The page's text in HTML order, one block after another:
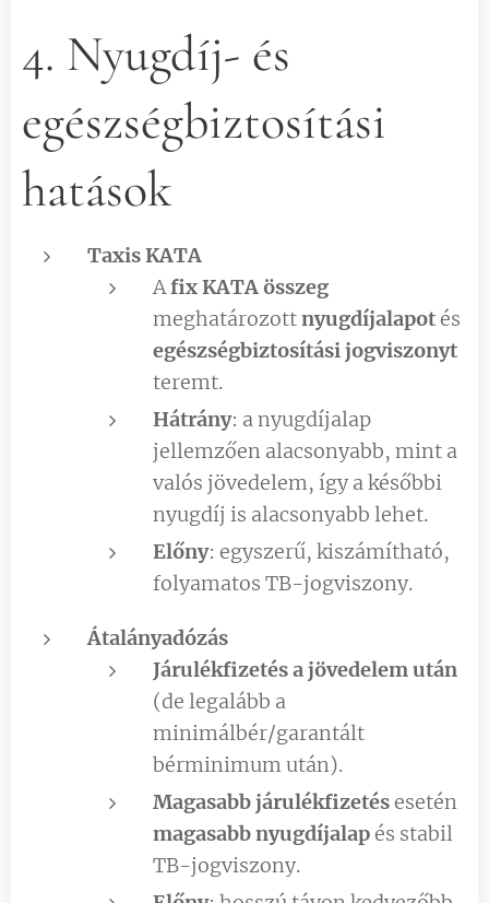
4. Nyugdíj- és
egészségbiztosítási
hatások
Taxis KATA
Afix KATA összeg
meghatározottnyugdíjalapot és
egészségbiztosítási jogviszonyt
teremt.
Hátrány: a nyugdíjalap
jellemzően alacsonyabb, mint a
valós jövedelem, így a későbbi
nyugdíj is alacsonyabb lehet.
Előny: egyszerű, kiszámítható,
folyamatos TB-jogviszony.
Átalányadózás
Járulékfizetés a jövedelem után
(de legalább a
minimálbér/garantált
bérminimum után).
Magasabb járulékfizetés esetén
magasabb nyugdíjalap és stabil
TB-jogviszony.